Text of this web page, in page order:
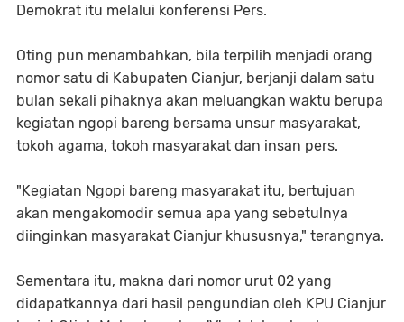
Demokrat itu melalui konferensi Pers.
Oting pun menambahkan, bila terpilih menjadi orang
nomor satu di Kabupaten Cianjur, berjanji dalam satu
bulan sekali pihaknya akan meluangkan waktu berupa
kegiatan ngopi bareng bersama unsur masyarakat,
tokoh agama, tokoh masyarakat dan insan pers.
"Kegiatan Ngopi bareng masyarakat itu, bertujuan
akan mengakomodir semua apa yang sebetulnya
diinginkan masyarakat Cianjur khususnya," terangnya.
Sementara itu, makna dari nomor urut 02 yang
didapatkannya dari hasil pengundian oleh KPU Cianjur